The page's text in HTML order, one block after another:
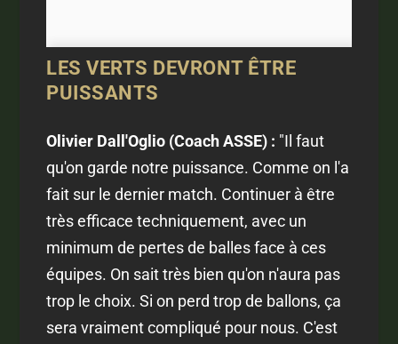
LES VERTS DEVRONT ÊTRE
PUISSANTS
Olivier Dall'Oglio (Coach ASSE) : "Il faut
qu'on garde notre puissance. Comme on l'a
fait sur le dernier match. Continuer à être
très efficace techniquement, avec un
minimum de pertes de balles face à ces
équipes. On sait très bien qu'on n'aura pas
trop le choix. Si on perd trop de ballons, ça
sera vraiment compliqué pour nous. C'est